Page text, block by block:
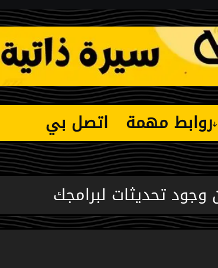
روابط مهمة اتصل بي
تحديثات لبرامجك